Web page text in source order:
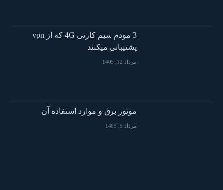
3 مودم سیم کارتی 4G که از vpn
پشتیبانی میکنند
مرداد 12, 1405
موتور برق و موارد استفاده آن
مرداد 5, 1405